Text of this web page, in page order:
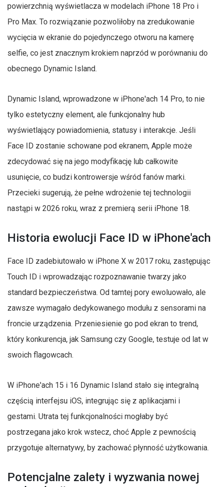
powierzchnią wyświetlacza w modelach iPhone 18 Pro i
Pro Max. To rozwiązanie pozwoliłoby na zredukowanie
wycięcia w ekranie do pojedynczego otworu na kamerę
selfie, co jest znacznym krokiem naprzód w porównaniu do
obecnego Dynamic Island.
Dynamic Island, wprowadzone w iPhone'ach 14 Pro, to nie
tylko estetyczny element, ale funkcjonalny hub
wyświetlający powiadomienia, statusy i interakcje. Jeśli
Face ID zostanie schowane pod ekranem, Apple może
zdecydować się na jego modyfikację lub całkowite
usunięcie, co budzi kontrowersje wśród fanów marki.
Przecieki sugerują, że pełne wdrożenie tej technologii
nastąpi w 2026 roku, wraz z premierą serii iPhone 18.
Historia ewolucji Face ID w iPhone'ach
Face ID zadebiutowało w iPhone X w 2017 roku, zastępując
Touch ID i wprowadzając rozpoznawanie twarzy jako
standard bezpieczeństwa. Od tamtej pory ewoluowało, ale
zawsze wymagało dedykowanego modułu z sensorami na
froncie urządzenia. Przeniesienie go pod ekran to trend,
który konkurencja, jak Samsung czy Google, testuje od lat w
swoich flagowcach.
W iPhone'ach 15 i 16 Dynamic Island stało się integralną
częścią interfejsu iOS, integrując się z aplikacjami i
gestami. Utrata tej funkcjonalności mogłaby być
postrzegana jako krok wstecz, choć Apple z pewnością
przygotuje alternatywy, by zachować płynność użytkowania.
Potencjalne zalety i wyzwania nowej